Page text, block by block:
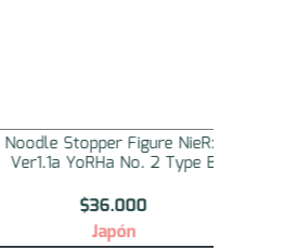
Figure NieR:Automata
No. 2 Type B